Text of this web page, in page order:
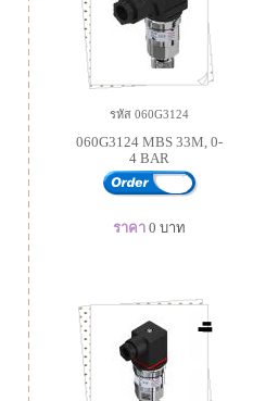
รหัส 060G3124
060G3124 MBS 33M, 0-
4 BAR
ราคา 0 บาท